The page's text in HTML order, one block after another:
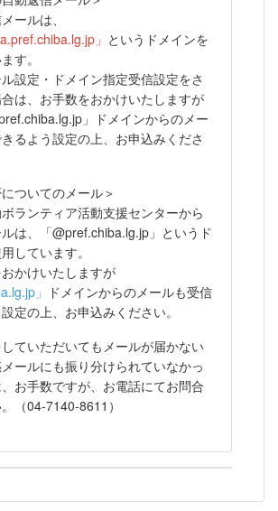
ールは、
」 というドメインを
す。
設定・ドメイン指定受信設定をさ
は、お手数をおかけいたしますが
」
ドメインからのメー
るよう設定の上、お申込みくださ
ついてのメール＞
ランティア活動支援センターから
は、
「@pref.chiba.lg.jp」 というド
しています。
かけいたしますが
」
ドメインからのメールも受信
定の上、お申込みください。
していただいてもメールが届かない
ールにも振り分けられていなかっ
お手数ですが、お電話にてお問合
（04-7140-8611）